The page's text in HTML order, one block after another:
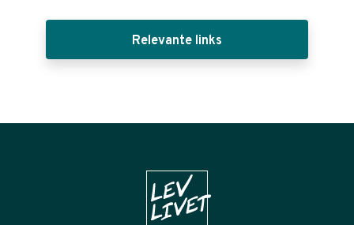
Relevante links